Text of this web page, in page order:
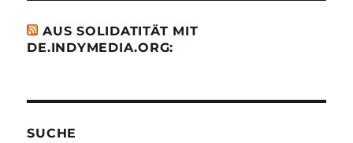
AUS SOLIDATITÄT MIT
DE.INDYMEDIA.ORG:
SUCHE